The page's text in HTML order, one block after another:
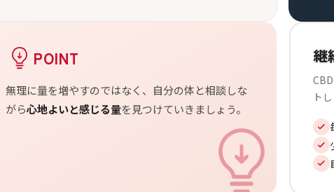
POINT
無理に量を増やすのではなく、自分の体と相談しな
がら心地よいと感じる量を見つけていきましょう。
継
トし